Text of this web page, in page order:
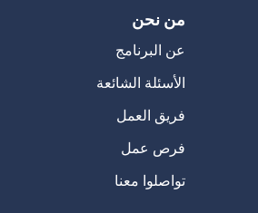
من نحن
عن البرنامج
الأسئلة الشائعة
فريق العمل
فرص عمل
تواصلوا معنا